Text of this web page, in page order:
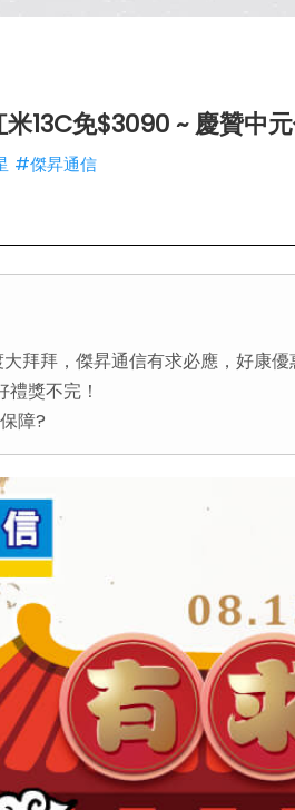
米13C免$3090 ~ 慶贊中
#傑昇通信
拜拜，傑昇通信有求必應，好康優
獎不完！
障?